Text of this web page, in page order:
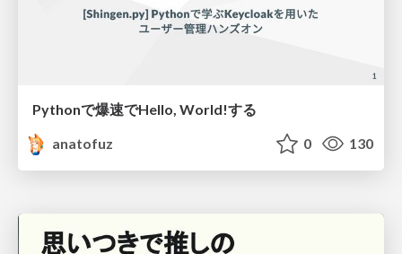
Pythonで爆速でHello, World!する
anatofuz
0 130